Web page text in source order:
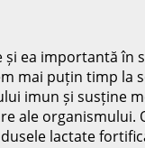
și ea importantă în
mai puțin timp la
imun și susține
ale organismului.
lactate